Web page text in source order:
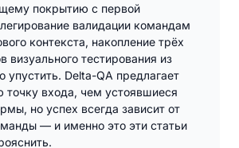
покрытию с первой
валидации командам
контекста, накопление трёх
визуального тестирования из
упустить. Delta-QA предлагает
точку входа, чем устоявшиеся
но успех всегда зависит от
— и именно это эти статьи